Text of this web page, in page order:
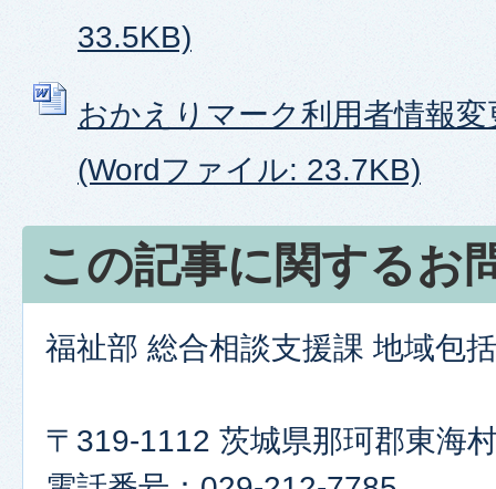
33.5KB)
おかえりマーク利用者情報
(Wordファイル: 23.7KB)
この記事に関するお
福祉部 総合相談支援課 地域包
〒319-1112 茨城県那珂郡東海